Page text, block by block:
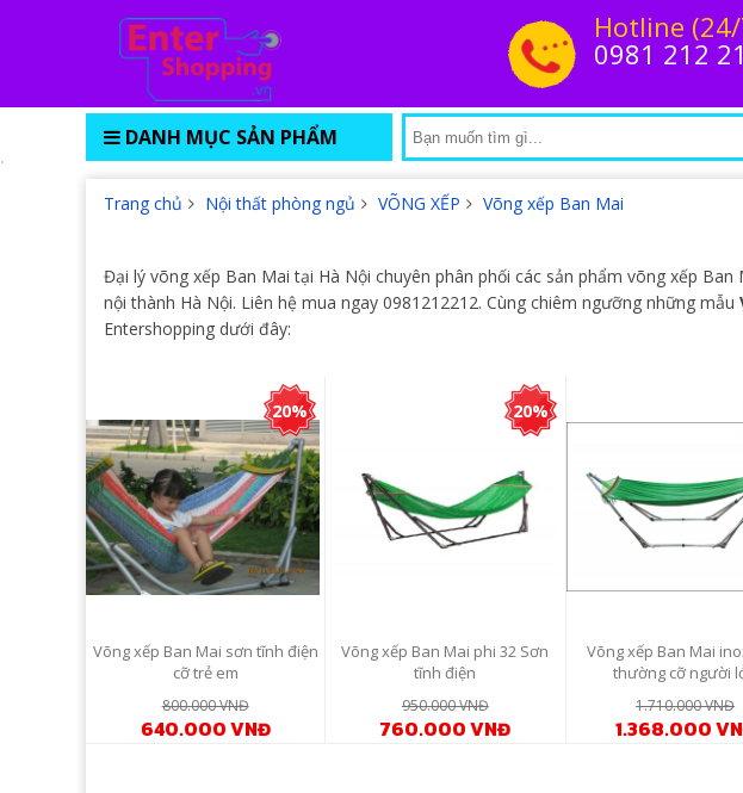
Hotline
0981 212
DANH MỤC SẢN PHẨM
Trang chủ Nội thất phòng ngủ VÕNG XẾP Võng xếp Ban Mai
Đại lý võng xếp Ban Mai tại Hà Nội chuyên phân phối các sản phẩm võng xếp
nội thành Hà Nội. Liên hệ mua ngay 0981212212. Cùng chiêm ngưỡng những mẫu
Entershopping dưới đây:
20%
Võng xếp Ban Mai sơn tĩnh điện
cỡ trẻ em
800.000 VNĐ
640.000 VNĐ
20%
Võng xếp Ban Mai phi 32 Sơn
tĩnh điện
950.000 VNĐ
760.000 VNĐ
Võng xếp Ban Mai
thường cỡ người
1.710.000 VNĐ
1.368.000